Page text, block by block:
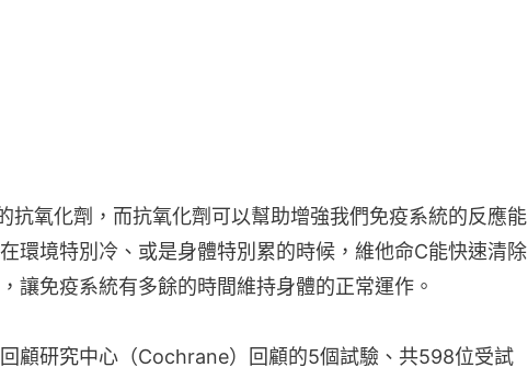
抗氧化劑，而抗氧化劑可以幫助增強我們免疫系統的反應能
環境特別冷、或是身體特別累的時候，維他命C能快速清除
讓免疫系統有多餘的時間維持身體的正常運作。
顧研究中心（Cochrane）回顧的5個試驗、共598位受試